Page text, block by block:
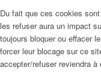
Du fait que ces cookies
les refuser aura un impact
toujours bloquer ou effacer
forcer leur blocage sur ce
accepter/refuser reviendra